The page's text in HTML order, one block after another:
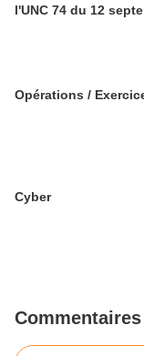
l'UNC 74 du 12
Opérations /
Cyber
Commentaires